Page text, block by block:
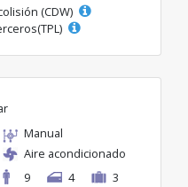
(CDW)
Manual
Aire acondicionado
9
4 3